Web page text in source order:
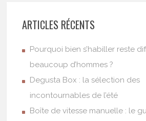
ARTICLES RÉCENTS
Pourquoi bien s’habiller reste
beaucoup d’hommes ?
Degusta Box : la sélection des
incontournables de l’été
Boîte de vitesse manuelle : le